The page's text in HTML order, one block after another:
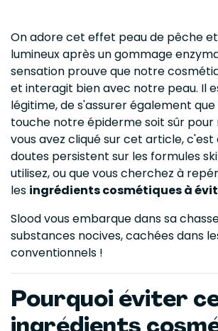
On adore cet effet peau de pêche
lumineux après un gommage
sensation prouve que notre
et interagit bien avec notre peau. Il
légitime, de s'assurer également
touche notre épiderme soit sûr pour
vous avez cliqué sur cet article, c'est
doutes persistent sur les formules
utilisez, ou que vous cherchez à
les ingrédients cosmétiques à
Slood vous embarque dans sa
substances nocives, cachées dans
conventionnels !
Pourquoi éviter